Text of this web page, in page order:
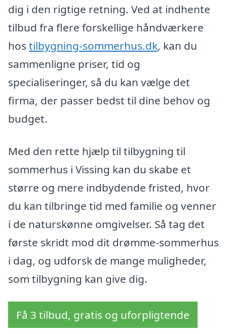
dig i den rigtige retning. Ved at indhente
tilbud fra flere forskellige håndværkere
hos tilbygning-sommerhus.dk, kan du
sammenligne priser, tid og
specialiseringer, så du kan vælge det
firma, der passer bedst til dine behov og
budget.
Med den rette hjælp til tilbygning til
sommerhus i Vissing kan du skabe et
større og mere indbydende fristed, hvor
du kan tilbringe tid med familie og venner
i de naturskønne omgivelser. Så tag det
første skridt mod dit drømme-sommerhus
i dag, og udforsk de mange muligheder,
som tilbygning kan give dig.
Få 3 tilbud, gratis og uforpligtende